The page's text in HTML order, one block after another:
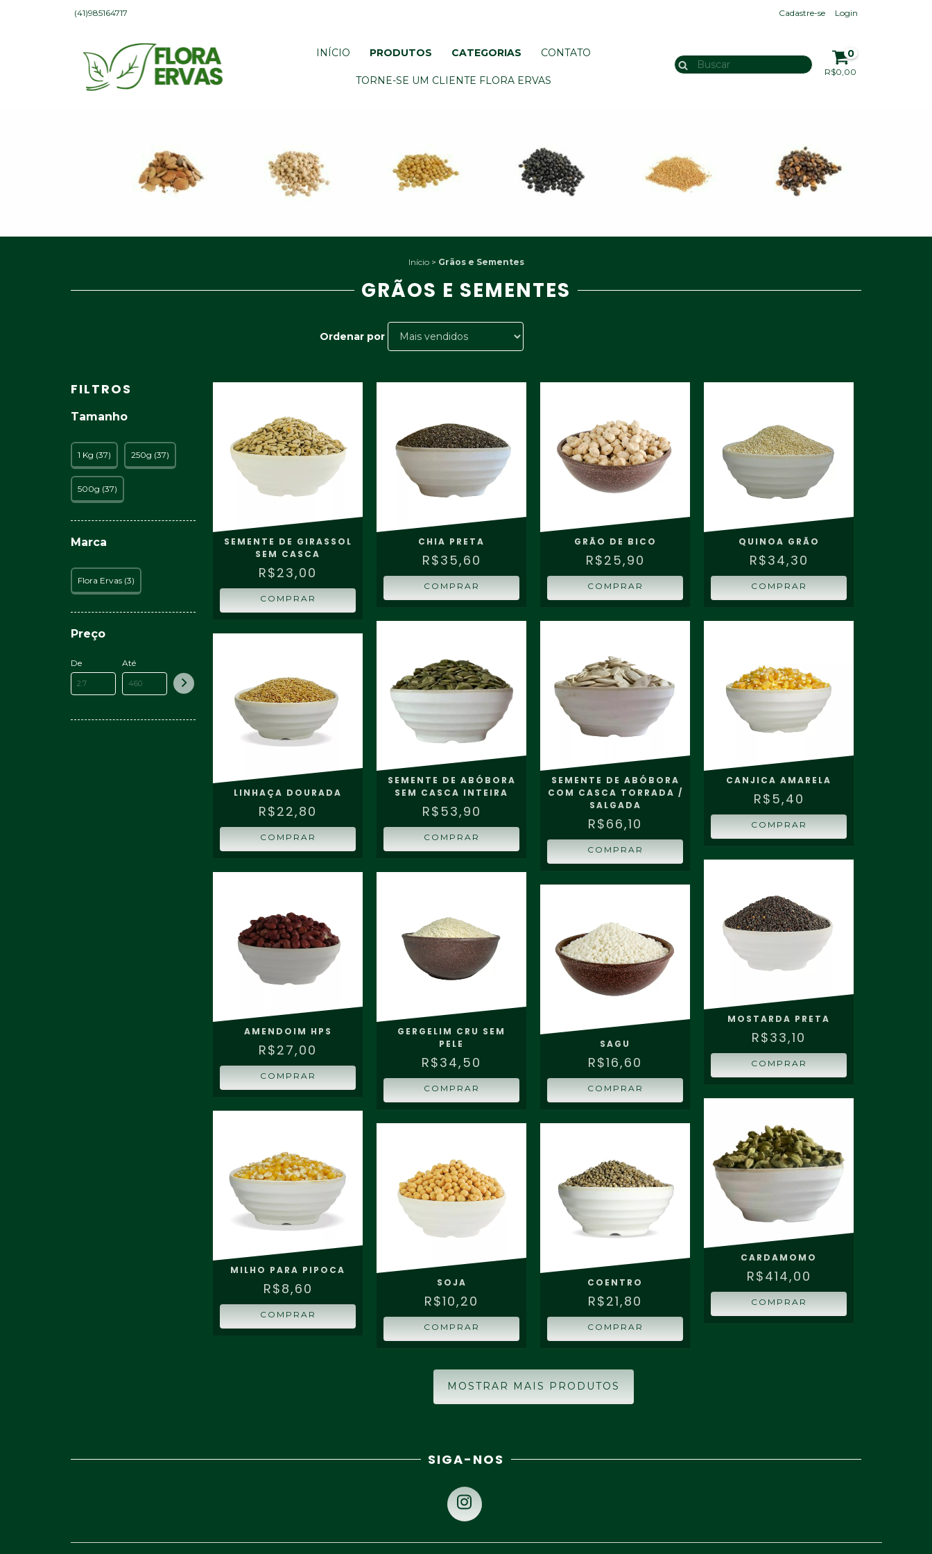
(41)985164717 Cadastre-se Login
INÍCIO PRODUTOS CATEGORIAS CONTATO
TORNE-SE UM CLIENTE FLORA ERVAS
0
R$0,00
Início > Grãos e Sementes
GRÃOS E SEMENTES
Ordenar por
FILTROS
Tamanho
1 Kg (37) 250g (37)
500g (37)
Marca
Flora Ervas (3)
Preço
De Até
SEMENTE DE GIRASSOL
SEM CASCA
R$23,00
COMPRAR
CHIA PRETA
R$35,60
COMPRAR
GRÃO DE BICO
R$25,90
COMPRAR
QUINOA GRÃO
R$34,30
COMPRAR
LINHAÇA DOURADA
R$22,80
COMPRAR
SEMENTE DE ABÓBORA
SEM CASCA INTEIRA
R$53,90
COMPRAR
SEMENTE DE ABÓBORA
COM CASCA TORRADA /
SALGADA
R$66,10
COMPRAR
CANJICA AMARELA
R$5,40
COMPRAR
AMENDOIM HPS
R$27,00
COMPRAR
GERGELIM CRU SEM
PELE
R$34,50
COMPRAR
SAGU
R$16,60
COMPRAR
MOSTARDA PRETA
R$33,10
COMPRAR
MILHO PARA PIPOCA
R$8,60
COMPRAR
SOJA
R$10,20
COMPRAR
COENTRO
R$21,80
COMPRAR
CARDAMOMO
R$414,00
COMPRAR
MOSTRAR MAIS PRODUTOS
SIGA-NOS